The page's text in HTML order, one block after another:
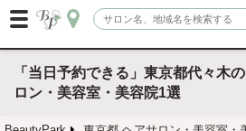
「当日予約できる」東京都代々木
ロン・美容室・美容院1選